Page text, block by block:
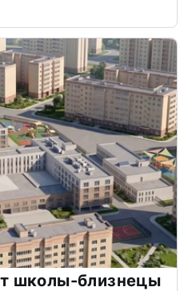
школы-близнецы